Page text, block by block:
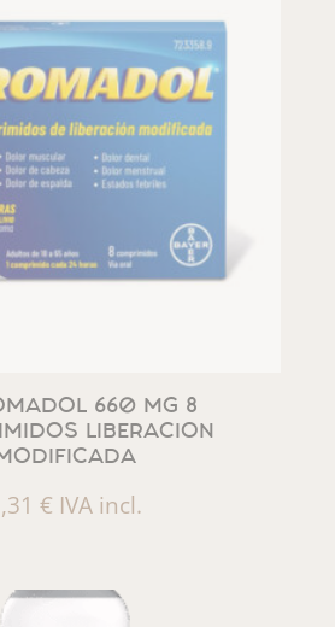
660 MG 8
LIBERACION
€ IVA incl.